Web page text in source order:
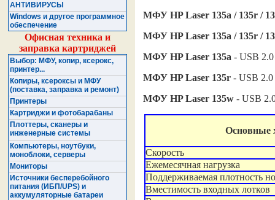
АНТИВИРУСЫ
Windows и другое программное
обеспечение
Офисная техника и
заправка картриджей
Выбор: МФУ, копир, ксерокс,
принтер...
Копиры, ксероксы и МФУ
(поставка, заправка и ремонт)
Принтеры
Картриджи и фотобарабаны
Плоттеры, сканеры и
инженерные системы
Компьютеры, ноутбуки,
моноблоки, серверы
Мониторы
Источники бесперебойного
питания (ИБП/UPS) и
аккумуляторные батареи
МФУ HP Laser 135a / 135r /
МФУ HP Laser 135a / 135r /
МФУ HP Laser 135a - USB 2.0
МФУ HP Laser 135r - USB 2.0
МФУ HP Laser 135w - USB
Основные
Скорость
Ежемесячная нагрузка
Поддерживаемая плотность
Вместимость входных лотков